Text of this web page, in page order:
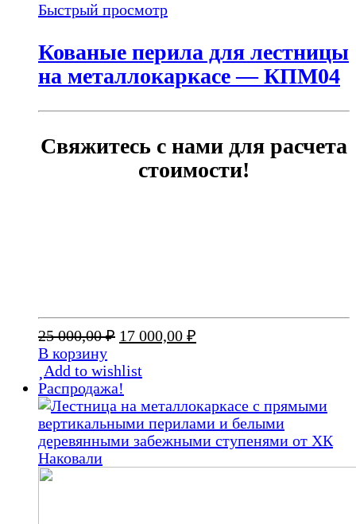
Быстрый просмотр
Кованые перила для лестницы
на металлокаркасе — КПМ04
Свяжитесь с нами для расчета
стоимости!
25 000,00₽ Первоначальная
составляла
25
000,00 ₽.
17 000,00 ₽
В корзину
Add to wishlist
Распродажа!